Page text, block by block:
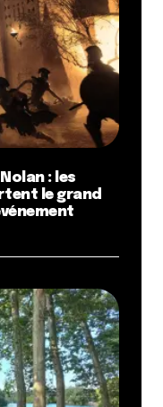
: les
le grand